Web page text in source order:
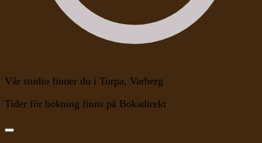
Vår studio finner du i Torpa, Varberg
Tider för bokning finns på Bokadirekt